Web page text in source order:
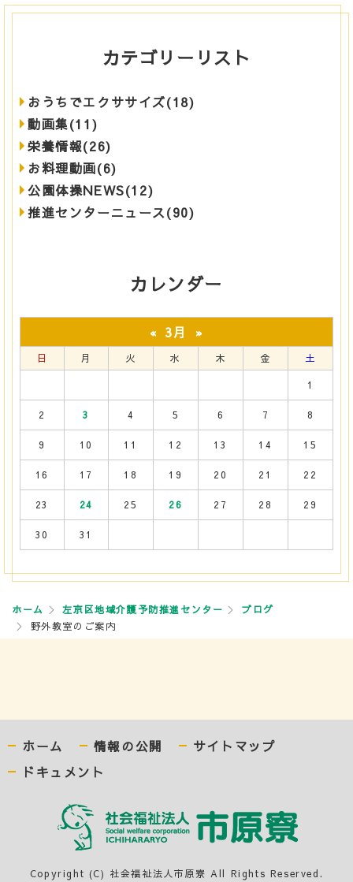
カテゴリーリスト
おうちでエクササイズ(18)
動画集(11)
栄養情報(26)
お料理動画(6)
公園体操NEWS(12)
推進センターニュース(90)
カレンダー
« 3月 »
日 月 火 水 木 金 土
1
2 3 4 5 6 7 8
9 10 11 12 13 14 15
16 17 18 19 20 21 22
23 24 25 26 27 28 29
30 31
ホーム 左京区地域介護予防推進センター
ブログ
野外教室のご案内
ホーム 情報の公開
サイトマップ
ドキュメント
Copyright (C) 社会福祉法人市原寮 All Rights Reserved.